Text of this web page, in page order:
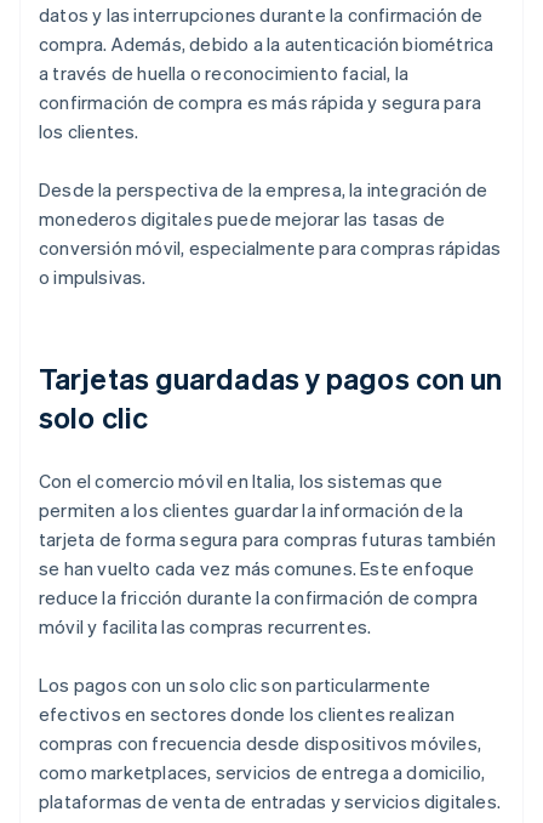
datos y las interrupciones durante la confirmación de
compra. Además, debido a la autenticación biométrica
a través de huella o reconocimiento facial, la
confirmación de compra es más rápida y segura para
los clientes.
Desde la perspectiva de la empresa, la integración de
monederos digitales puede mejorar las tasas de
conversión móvil, especialmente para compras rápidas
o impulsivas.
Tarjetas guardadas y pagos con un
solo clic
Con el comercio móvil en Italia, los sistemas que
permiten a los clientes guardar la información de la
tarjeta de forma segura para compras futuras también
se han vuelto cada vez más comunes. Este enfoque
reduce la fricción durante la confirmación de compra
móvil y facilita las compras recurrentes.
Los pagos con un solo clic son particularmente
efectivos en sectores donde los clientes realizan
compras con frecuencia desde dispositivos móviles,
como marketplaces, servicios de entrega a domicilio,
plataformas de venta de entradas y servicios digitales.